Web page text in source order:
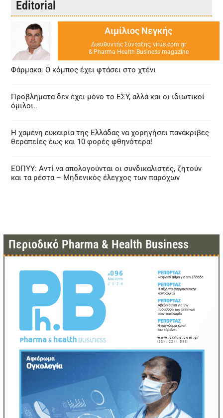
Editorial
Αιμίλιος Νεγκής
Διευθυντής Σύνταξης, virus.com.gr
& Pharma Health Business magazine
Φάρμακα: Ο κόμπος έχει φτάσει στο χτένι
Προβλήματα δεν έχει μόνο το ΕΣΥ, αλλά και οι ιδιωτικοί
όμιλοι..
Η χαμένη ευκαιρία της Ελλάδας να χορηγήσει πανάκριβες
θεραπείες έως και 10 φορές φθηνότερα!
ΕΟΠΥΥ: Αντί να απολογούνται οι συνδικαλιστές, ζητούν
και τα ρέστα – Μηδενικός έλεγχος των παρόχων
Περιοδικό Pharma & Health Business